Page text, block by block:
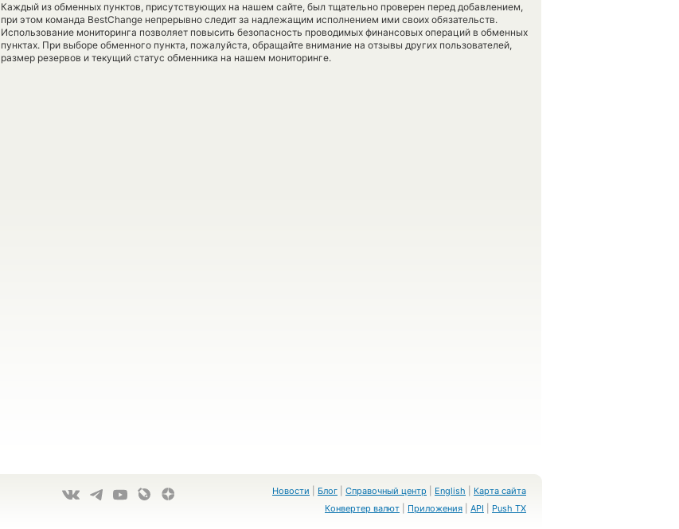
Каждый из обменных пунктов, присутствующих на нашем сайте, был тщательно проверен перед добавлением,
при этом команда BestChange непрерывно следит за надлежащим исполнением ими своих обязательств.
Использование мониторинга позволяет повысить безопасность проводимых финансовых операций в обменных
пунктах. При выборе обменного пункта, пожалуйста, обращайте внимание на отзывы других пользователей,
размер резервов и текущий статус обменника на нашем мониторинге.
Новости Блог Справочный центр English
Карта сайта
Конвертер валют
Приложения API Push TX